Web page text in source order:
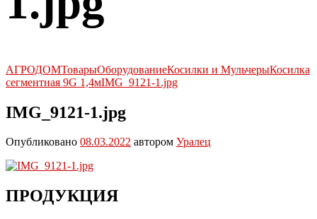
АГРОДОМТоварыОборудованиеКосилки и МульчерыКосилка
сегментная 9G 1,4мIMG_9121-1.jpg
IMG_9121-1.jpg
Опубликовано 08.03.2022 автором Уралец
ПРОДУКЦИЯ